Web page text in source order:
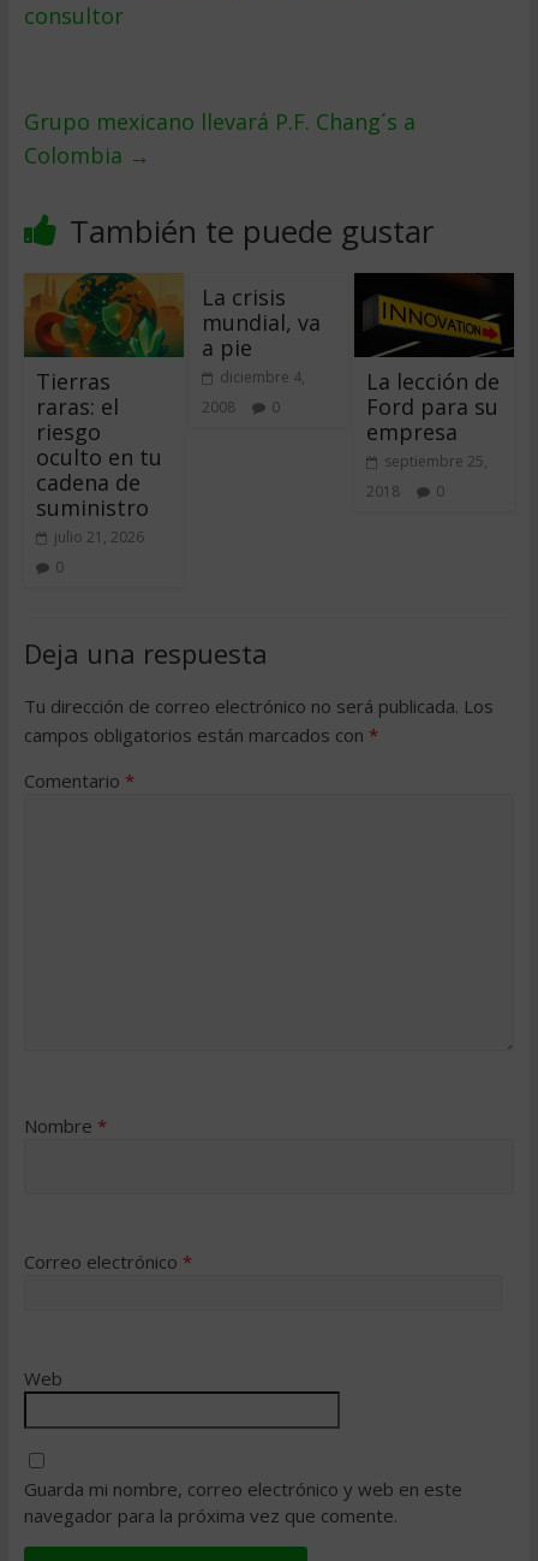
consultor
Grupo mexicano llevará P.F. Chang´s a
Colombia →
También te puede gustar
Tierras
raras: el
riesgo
oculto en tu
cadena de
suministro
julio 21, 2026
0
La crisis
mundial, va
a pie
diciembre 4,
2008
0
La lección de
Ford para su
empresa
septiembre 25,
2018
0
Deja una respuesta
Tu dirección de correo electrónico no será publicada. Los
campos obligatorios están marcados con *
Comentario *
Nombre *
Correo electrónico *
Web
Guarda mi nombre, correo electrónico y web en este
navegador para la próxima vez que comente.